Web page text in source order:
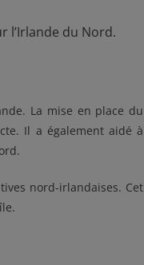
l’Irlande du Nord.
La mise en place du
Il a également aidé à
nord-irlandaises. Cet